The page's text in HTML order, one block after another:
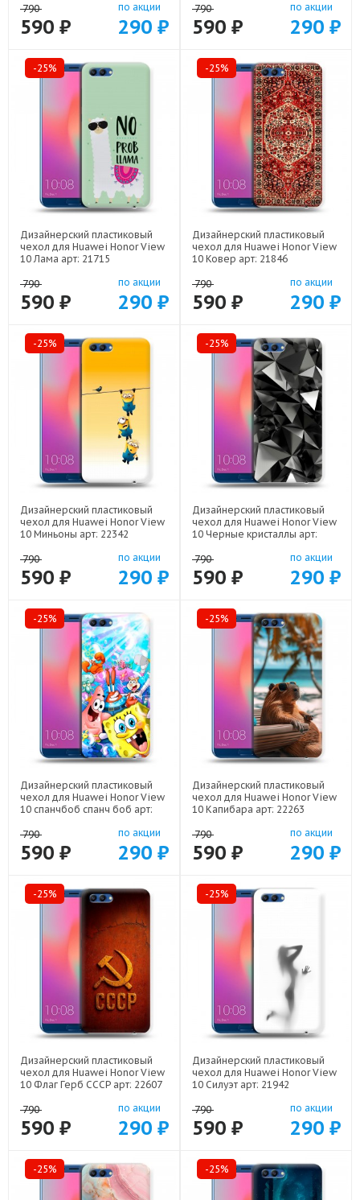
790
590 ₽
по акции
290 ₽
790
590 ₽
по акции
290 ₽
-25%
Дизайнерский пластиковый
чехол для Huawei Honor View
10 Лама арт: 21715
790
590 ₽
по акции
290 ₽
-25%
Дизайнерский пластиковый
чехол для Huawei Honor View
10 Ковер арт: 21846
790
590 ₽
по акции
290 ₽
-25%
Дизайнерский пластиковый
чехол для Huawei Honor View
10 Миньоны арт: 22342
790
590 ₽
по акции
290 ₽
-25%
Дизайнерский пластиковый
чехол для Huawei Honor View
10 Черные кристаллы арт:
790
590 ₽
по акции
290 ₽
-25%
Дизайнерский пластиковый
чехол для Huawei Honor View
10 спанчбоб спанч боб арт:
790
590 ₽
по акции
290 ₽
-25%
Дизайнерский пластиковый
чехол для Huawei Honor View
10 Капибара арт: 22263
790
590 ₽
по акции
290 ₽
-25%
Дизайнерский пластиковый
чехол для Huawei Honor View
10 Флаг Герб СССР арт: 22607
790
590 ₽
по акции
290 ₽
-25%
Дизайнерский пластиковый
чехол для Huawei Honor View
10 Силуэт арт: 21942
790
590 ₽
по акции
290 ₽
-25% -25%